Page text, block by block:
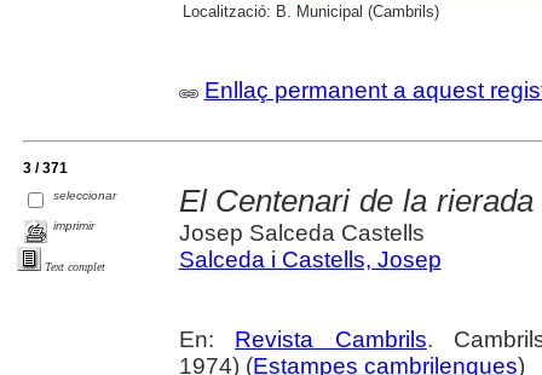
Localització: B. Municipal (Cambrils)
Enllaç permanent a aquest
3 / 371
seleccionar
imprimir
Text complet
El Centenari de la
Josep Salceda Castells
Salceda i Castells, Josep
En: Revista Cambrils.
1974) (Estampes cambrilenques)